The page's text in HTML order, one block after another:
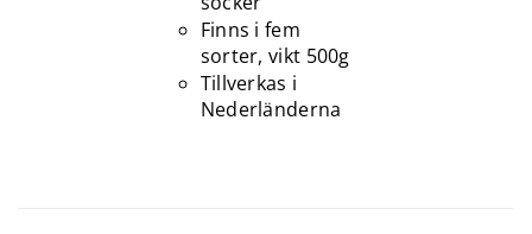
Finns i fem
sorter, vikt 500g
Tillverkas i
Nederländerna